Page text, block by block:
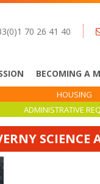
70 26 41 40
BECOMING A
HOUSING
ADMINISTRATIVE
SCIENCE